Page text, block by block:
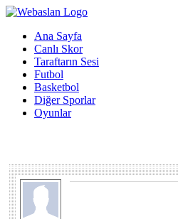
Ana Sayfa
Canlı Skor
Taraftarın Sesi
Futbol
Basketbol
Diğer Sporlar
Oyunlar